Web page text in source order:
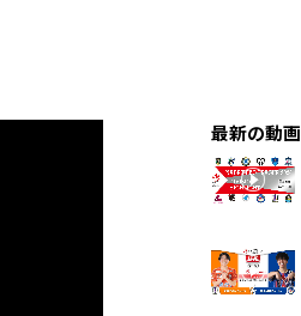
最新の動画